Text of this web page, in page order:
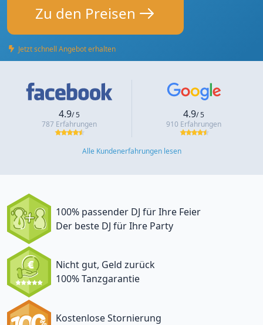
Zu den Preisen
Jetzt schnell Angebot erhalten
4.9/ 5
787 Erfahrungen
4.9/ 5
910 Erfahrungen
Alle Kundenerfahrungen lesen
100% passender DJ für Ihre Feier
Der beste DJ für Ihre Party
Nicht gut, Geld zurück
100% Tanzgarantie
Kostenlose Stornierung